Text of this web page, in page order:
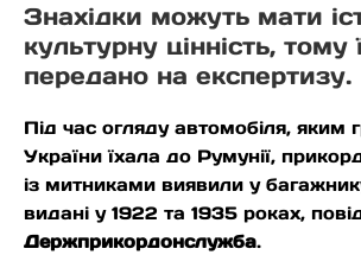
Знахідки можуть мати
культурну цінність, тому
передано на експертизу.
Під час огляду автомобіля, яким
України їхала до Румунії,
із митниками виявили у
видані у 1922 та 1935 роках,
Держприкордонслужба.